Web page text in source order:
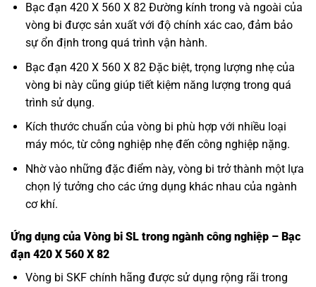
Bạc đạn 420 X 560 X 82 Đường kính trong và ngoài của
vòng bi được sản xuất với độ chính xác cao, đảm bảo
sự ổn định trong quá trình vận hành.
Bạc đạn 420 X 560 X 82 Đặc biệt, trọng lượng nhẹ của
vòng bi này cũng giúp tiết kiệm năng lượng trong quá
trình sử dụng.
Kích thước chuẩn của vòng bi phù hợp với nhiều loại
máy móc, từ công nghiệp nhẹ đến công nghiệp nặng.
Nhờ vào những đặc điểm này, vòng bi trở thành một lựa
chọn lý tưởng cho các ứng dụng khác nhau của ngành
cơ khí.
Ứng dụng của Vòng bi SL trong ngành công nghiệp – Bạc
đạn 420 X 560 X 82
Vòng bi SKFchính hãng được sử dụng rộng rãi trong